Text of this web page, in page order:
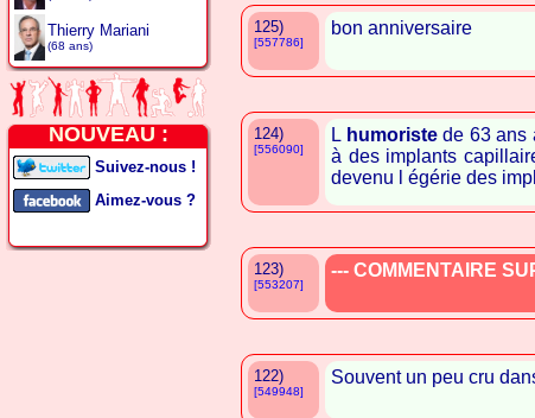
Thierry Mariani
(68 ans)
NOUVEAU :
Suivez-nous !
Aimez-vous ?
125)
[557786]
bon anniversaire
124)
[556090]
L humoristede 63 ans
à des implants
devenu l égérie des
123)
[553207]
--- COMMENTAIRE
122)
[549948]
Souvent un peu cru